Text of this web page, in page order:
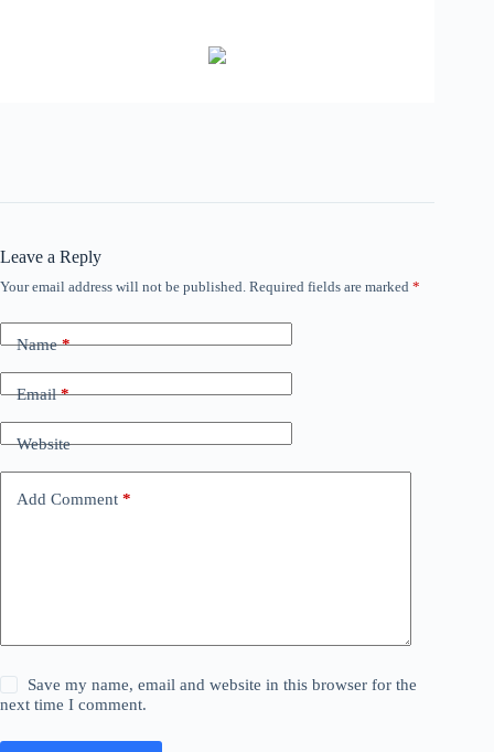
Leave a Reply
Your email address will not be published. Required fields are marked *
Name*
Email*
Website
Add Comment *
Save my name, email and website in this browser for the
next time I comment.